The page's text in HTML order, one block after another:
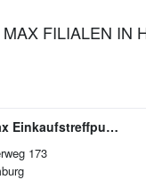
FILIALEN IN
Spiele Max Einkaufstreffpunkt Farmsen
173